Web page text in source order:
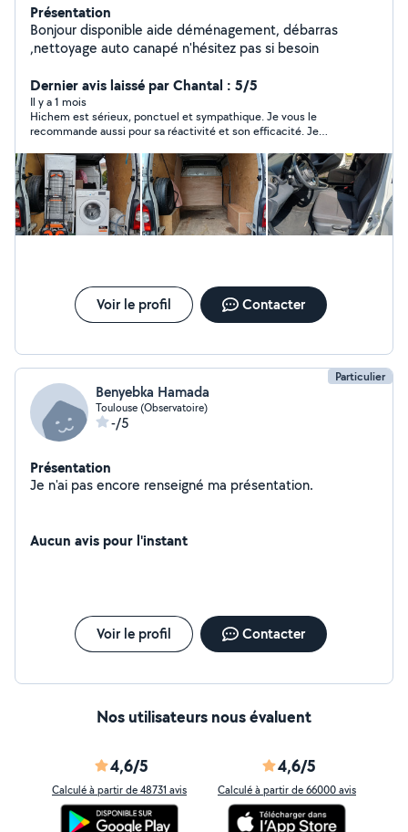
Présentation
Bonjour disponible aide déménagement, débarras
,nettoyage auto canapé n'hésitez pas si besoin
Dernier avis laissé par Chantal : 5/5
Il y a 1 mois
Hichem est sérieux, ponctuel et sympathique. Je vous le
recommande aussi pour sa réactivité et son efficacité. Je
prochainement pour une prochaine mission.
Voir le profil Contacter
Particulier
Benyebka Hamada
Toulouse (Observatoire)
-/5
Présentation
Je n'ai pas encore renseigné ma présentation.
Aucun avis pour l'instant
Voir le profil Contacter
Nos utilisateurs nous évaluent
4,6/5
Calculé à partir de 48731 avis
4,6/5
Calculé à partir de 66000 avis